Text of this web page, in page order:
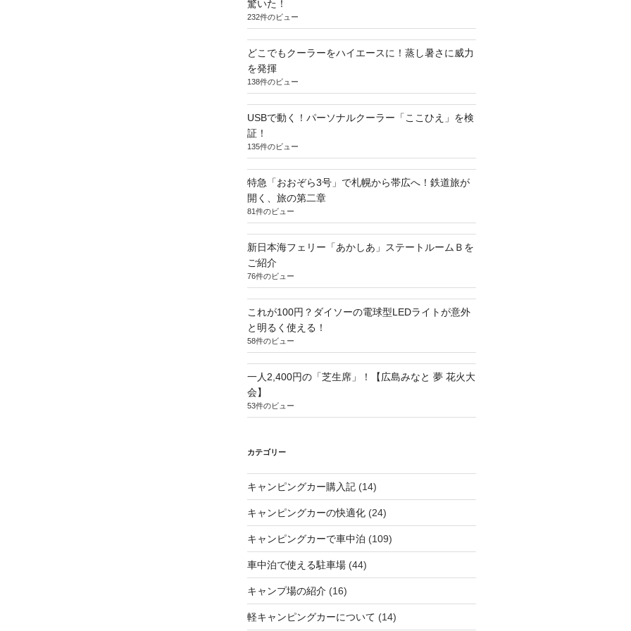
驚いた！
232件のビュー
どこでもクーラーをハイエースに！蒸し暑さに威力
を発揮
138件のビュー
USBで動く！パーソナルクーラー「ここひえ」を検
証！
135件のビュー
特急「おおぞら3号」で札幌から帯広へ！鉄道旅が
開く、旅の第二章
81件のビュー
新日本海フェリー「あかしあ」ステートルームＢを
ご紹介
76件のビュー
これが100円？ダイソーの電球型LEDライトが意外
と明るく使える！
58件のビュー
一人2,400円の「芝生席」！【広島みなと 夢 花火大
会】
53件のビュー
カテゴリー
キャンピングカー購入記(14)
キャンピングカーの快適化(24)
キャンピングカーで車中泊 (109)
車中泊で使える駐車場(44)
キャンプ場の紹介 (16)
軽キャンピングカーについて (14)